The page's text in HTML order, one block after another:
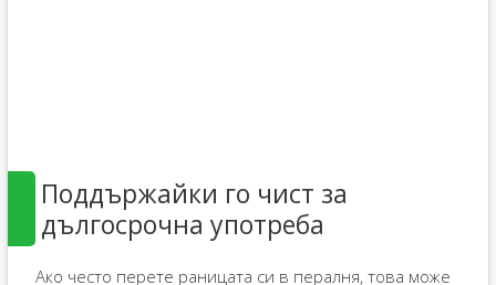
Поддържайки го чист за
дългосрочна употреба
Ако често перете раницата си в пералня, това може